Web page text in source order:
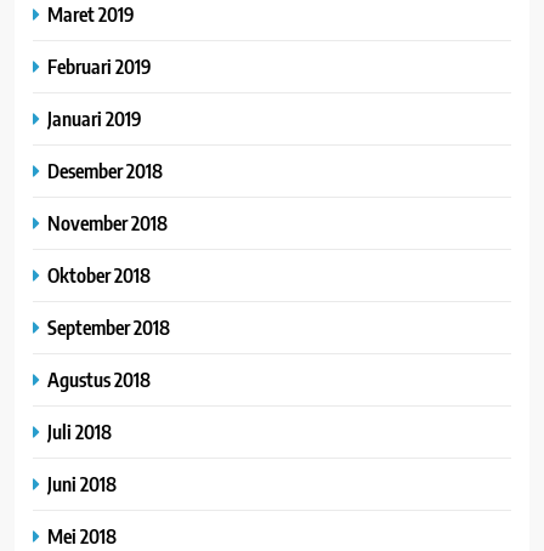
Maret 2019
Februari 2019
Januari 2019
Desember 2018
November 2018
Oktober 2018
September 2018
Agustus 2018
Juli 2018
Juni 2018
Mei 2018